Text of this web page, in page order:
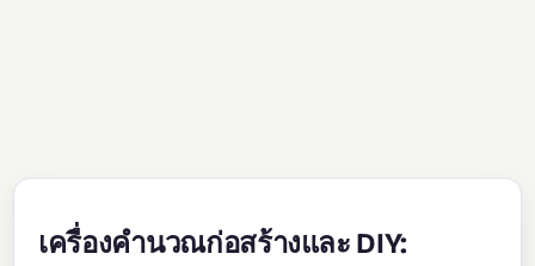
เครื่องคำนวณก่อสร้างและ DIY: